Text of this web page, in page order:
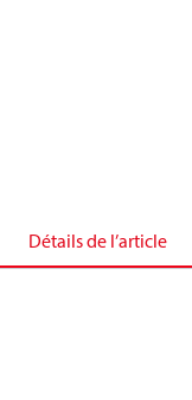
Détails de l’article